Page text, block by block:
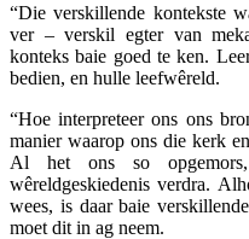
“Die verskillende kontekste
ver – verskil egter van
konteks baie goed te ken.
bedien, en hulle leefwêreld.
“Hoe interpreteer ons ons
manier waarop ons die kerk
Al het ons so
wêreldgeskiedenis verdra.
wees, is daar baie
moet dit in ag neem.